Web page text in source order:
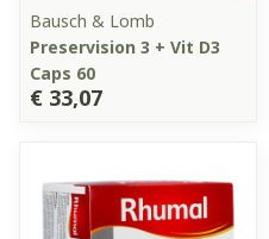
Bausch & Lomb
Preservision 3 + Vit D3
Caps 60
€ 33,07